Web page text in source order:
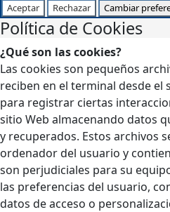
Aceptar Rechazar Cambiar
Política de Cookies
¿Qué son las cookies?
Las cookies son pequeños
reciben en el terminal desde el
para registrar ciertas
sitio Web almacenando datos
y recuperados. Estos archivos
ordenador del usuario y
son perjudiciales para su
las preferencias del usuario,
datos de acceso o